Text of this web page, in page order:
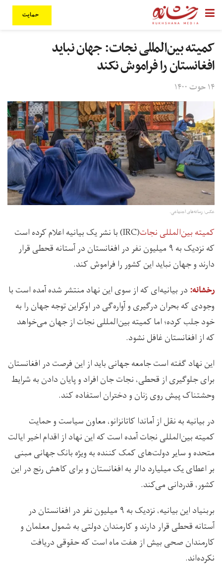
حمایت
کمیته‌ بین‌المللی نجات: جهان نباید
افغانستان را فراموش نکند
۱۴ حوت ۱۴۰۰
عکس: رسانه‌های اجتماعی.
کمیته بین‌المللی نجات
(IRC) با نشر یک بیانیه اعلام کرده است
که نزدیک به ۹ میلیون نفر در افغانستان در آستانه قحطی قرار
دارند و جهان نباید این کشور را فراموش کند.
رخشانه:‌ در بیانیه‌ای که از سوی این نهاد منتشر شده آمده است با
وجودی که بحران درگیری و آواره‌گی در اوکراین توجه جهان را به
خود جلب کرده؛ اما کمیته بین‌المللی نجات از جهان می‌خواهد
که از افغانستان غافل نشود.
این نهاد گفته است جامعه جهانی باید از این فرصت در افغانستان
برای جلوگیری از قحطی، نجات جان افراد و پایان دادن به شرایط
وحشتناک پیش روی زنان و دختران استفاده کند.
در بیانیه به نقل از آماندا کاتانزانو، معاون سیاست و حمایت
کمیته بین‌المللی نجات آمده است که این نهاد از اقدام اخیر ایالت
متحده و سایر دولت‌های کمک کننده به ویژه بانک جهانی مبنی
بر اعطای یک میلیارد دالر به افغانستان و برای کاهش رنج در این
کشور، قدردانی می‌کند.
بربنیاد این بیانیه، نزدیک به ۹ میلیون نفر در افغانستان در
آستانه قحطی قرار دارند و کارمندان دولتی به شمول معلمان و
کارمندان صحی بیش از هفت ماه است که حقوقی دریافت
نکرده‌اند.